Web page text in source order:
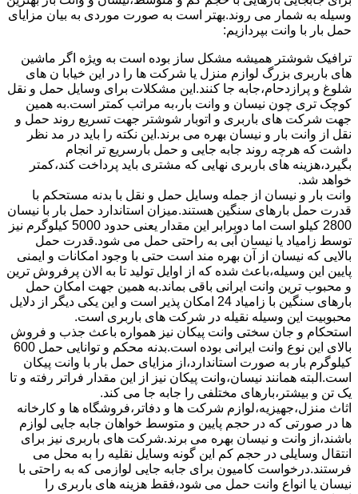
وسیله به شمار می روند.بهتر است به صورت موردی به بیان مزایای
حمل بار با وانت بپردازیم:
ترافیک شوشتر همیشه مشکل ساز بوده است به ویژه اگر ماشین
های باربری بزرگ لوازم منزل یا شرکت ها را در این خیابا ن های
شلوغ و پرازدحام،جابه جا کنند.این مشکلات برای وسایل حمل و نقل
کوچک تری چون نیسان و وانت بار،به مراتب کمتر است.به همین
جهت شرکت های باربری و اتوبار شوشتر جهت تسریع روند حمل و
نقل از وانت بار و نیسان بهره می برند.این نکته را باید در مد نظر
داشت که هرچه روند جابه جایی و حمل بارسریع تر انجام
بگیرد،هزینه های باربری نهایی که مشتری باید پرداخت کند،کمتر
خواهد شد.
وانت بار و نیسان از جمله وسایل حمل و نقل با بدنه مستحکم با
قدرت حمل بارهای سنگین هستند.میزان استاندارد حمل بار با نیسان
2800 کیلو است اما دوبرابر این مقدار یعنی حدود 5000 کیلوگرم نیز
توسط زامیاد یا نیسان آبی به راحتی حمل می شود.قدرت حمل
بالایی که نیسان از آن بهره مند است حتی با وجود امکانات و ایمنی
پایین این وسیله،باعث شده که از اوایل تولید تا به الان پرفروش ترین
و محبوب ترین وانت ایرانی باقی بماند.به همین جهت امکان حمل
بارهای سنگین با زامیاد 24 امکان پذیر است و این یکی دیگر از دلایل
محبوبیت این وسیله نقیله در شرکت های باربری است.
استحکام و جان سختی وانت پیکان نیز همواره باعث جذب و فروش
بالای این نوع وانت ایرانی بوده است.بدنه محکم و توانایی حمل 600
کیلوگرم بار به صورت استاندارد،از مزایای حمل بار با وانت پیکان
است.البته همانند نیسان،وانت پیکان نیز از این مقدار فراتر رفته و تا
یک تن و بیشتر،بارهای مختلفی را جابه جا می کند.
اثاث منزل،جهیزیه،لوازم شرکت ها و دفاتر،فروشگاه ها و کارخانه
ها در صورتی که در حجم پایین و متوسط خواهان جابه جایی لوازم
باشند،از وانت و نیسان بهره می برند.شرکت های باربری نیز برای
انتقال وسایلی در حجم کم این گونه وسایل نقلیه را به محل می
فرستند.درخواست کامیون برای جابه جایی لوازمی که به راحتی با
نیسان یا انواع وانت حمل می شود،فقط هزینه های باربری را